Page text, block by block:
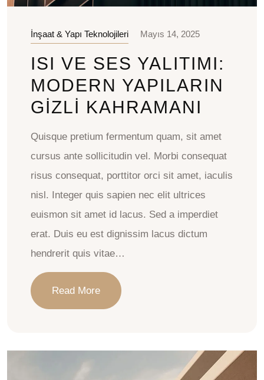
İnşaat & Yapı Teknolojileri Mayıs 14, 2025
ISI VE SES YALITIMI:
MODERN YAPILARIN
GIZLI KAHRAMANI
Quisque pretium fermentum quam, sit amet
cursus ante sollicitudin vel. Morbi consequat
risus consequat, porttitor orci sit amet, iaculis
nisl. Integer quis sapien nec elit ultrices
euismon sit amet id lacus. Sed a imperdiet
erat. Duis eu est dignissim lacus dictum
hendrerit quis vitae…
Read More